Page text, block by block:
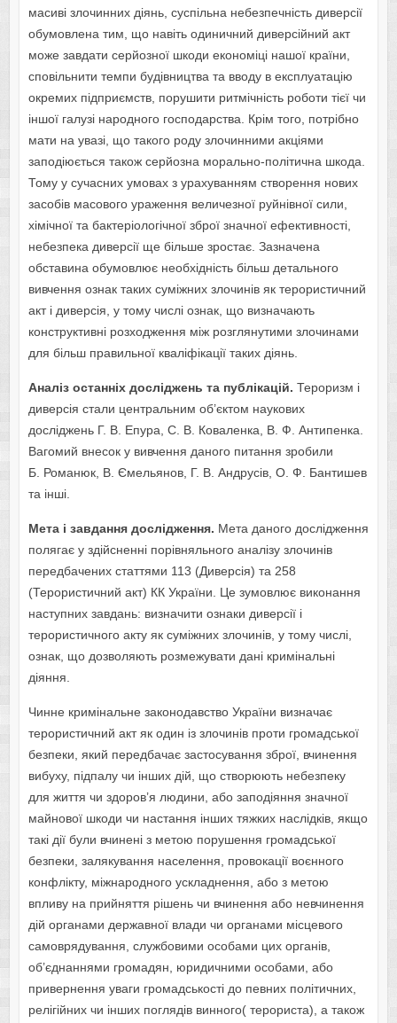
масиві злочинних діянь, суспільна небезпечність диверсії
обумовлена тим, що навіть одиничний диверсійний акт
може завдати серйозної шкоди економіці нашої країни,
сповільнити темпи будівництва та вводу в експлуатацію
окремих підприємств, порушити ритмічність роботи тієї чи
іншої галузі народного господарства. Крім того, потрібно
мати на увазі, що такого роду злочинними акціями
заподіюється також серйозна морально-політична шкода.
Тому у сучасних умовах з урахуванням створення нових
засобів масового ураження величезної руйнівної сили,
хімічної та бактеріологічної зброї значної ефективності,
небезпека диверсії ще більше зростає. Зазначена
обставина обумовлює необхідність більш детального
вивчення ознак таких суміжних злочинів як терористичний
акт і диверсія, у тому числі ознак, що визначають
конструктивні розходження між розглянутими злочинами
для більш правильної кваліфікації таких діянь.
Аналіз останніх досліджень та публікацій. Тероризм і
диверсія стали центральним об’єктом наукових
досліджень Г. В. Епура, С. В. Коваленка, В. Ф. Антипенка.
Вагомий внесок у вивчення даного питання зробили
Б. Романюк, В. Ємельянов, Г. В. Андрусів, О. Ф. Бантишев
та інші.
Мета і завдання дослідження. Мета даного дослідження
полягає у здійсненні порівняльного аналізу злочинів
передбачених статтями 113 (Диверсія) та 258
(Терористичний акт) КК України. Це зумовлює виконання
наступних завдань: визначити ознаки диверсії і
терористичного акту як суміжних злочинів, у тому числі,
ознак, що дозволяють розмежувати дані кримінальні
діяння.
Чинне кримінальне законодавство України визначає
терористичний акт як один із злочинів проти громадської
безпеки, який передбачає застосування зброї, вчинення
вибуху, підпалу чи інших дій, що створюють небезпеку
для життя чи здоров’я людини, або заподіяння значної
майнової шкоди чи настання інших тяжких наслідків, якщо
такі дії були вчинені з метою порушення громадської
безпеки, залякування населення, провокації воєнного
конфлікту, міжнародного ускладнення, або з метою
впливу на прийняття рішень чи вчинення або невчинення
дій органами державної влади чи органами місцевого
самоврядування, службовими особами цих органів,
об’єднаннями громадян, юридичними особами, або
привернення уваги громадськості до певних політичних,
релігійних чи інших поглядів винного( терориста), а також